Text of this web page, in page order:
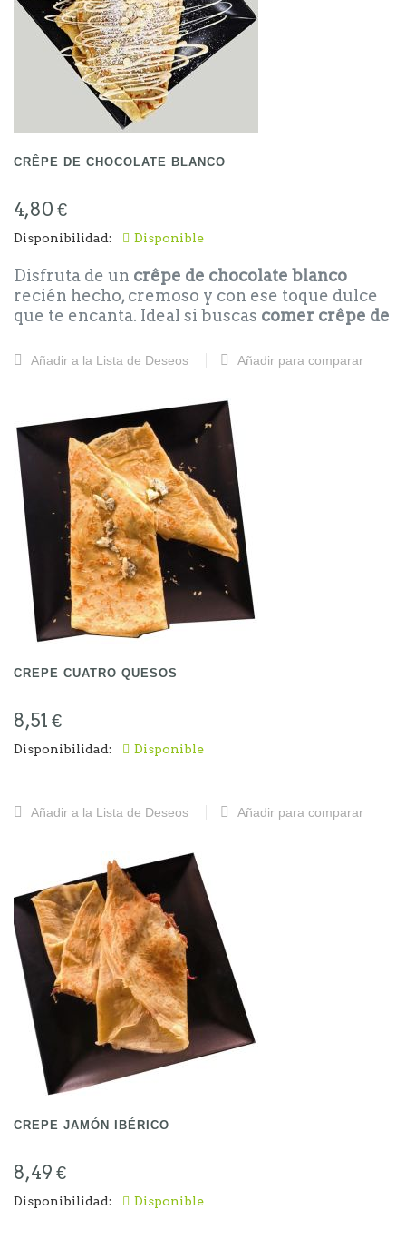
CRÊPE DE CHOCOLATE BLANCO
4,80 €
Disponibilidad: Disponible
Disfruta de un crêpe de chocolate blanco
recién hecho, cremoso y con ese toque dulce
que te encanta. Ideal si buscas comer crêpe de
¡Pruébalo hoy mismo!
Añadir a la Lista de Deseos Añadir para comparar
CREPE CUATRO QUESOS
8,51 €
Disponibilidad: Disponible
Añadir a la Lista de Deseos Añadir para comparar
CREPE JAMÓN IBÉRICO
8,49 €
Disponibilidad: Disponible